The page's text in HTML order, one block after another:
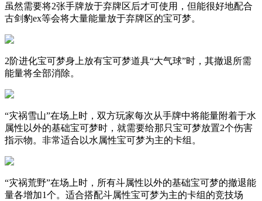
虽然需要将2张手牌放于弃牌区后才可使用，但能很好地配合
古剑豹ex等会将大量能量放于弃牌区的宝可梦。
2阶进化宝可梦身上放有宝可梦道具“大气球”时，其撤退所需
能量将全部消除。
“灾祸雪山”在场上时，双方玩家每次从手牌中将能量附着于水
属性以外的基础宝可梦时，就需要给那只宝可梦放置2个伤害
指示物。非常适合以水属性宝可梦为主的卡组。
“灾祸荒野”在场上时，所有斗属性以外的基础宝可梦的撤退能
量各增加1个。适合搭配斗属性宝可梦为主的卡组的竞技场